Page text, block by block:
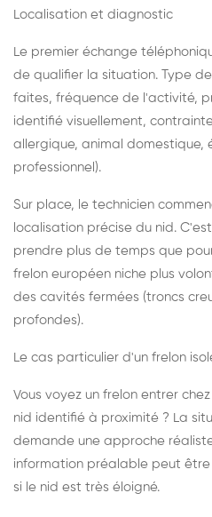
Localisation et diagnostic
Le premier échange
de qualifier la situation. Type
faites, fréquence de l'activité,
identifié visuellement,
allergique, animal domestique,
professionnel).
Sur place, le technicien
localisation précise du nid.
prendre plus de temps que
frelon européen niche plus
des cavités fermées (troncs
profondes).
Le cas particulier d'un frelon
Vous voyez un frelon entrer
nid identifié à proximité ? La
demande une approche
information préalable peut
si le nid est très éloigné.